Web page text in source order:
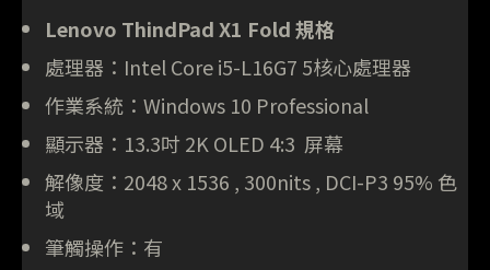
Lenovo ThindPad X1 Fold 規格
處理器：Intel Core i5-L16G7 5核心處理器
作業系統：Windows 10 Professional
顯示器：13.3吋 2K OLED 4:3 屏幕
解像度：2048 x 1536 , 300nits , DCI-P3 95% 色
域
筆觸操作：有